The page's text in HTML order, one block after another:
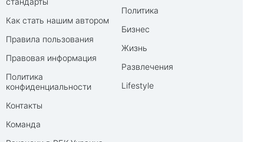
Как стать нашим автором
Правила пользования
Правовая информация
Политика
конфиденциальности
Контакты
Команда
Политика
Бизнес
Жизнь
Развлечения
Lifestyle